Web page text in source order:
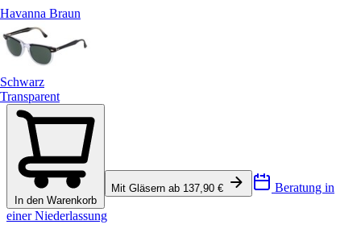
Havanna Braun
Schwarz
Transparent
In den Warenkorb
Mit Gläsern ab 137,90 € Beratung in
einer Niederlassung